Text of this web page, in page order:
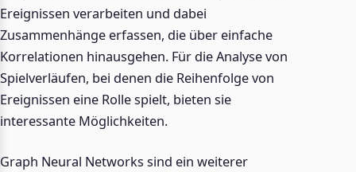
Ereignissen verarbeiten und dabei
Zusammenhänge erfassen, die über einfache
Korrelationen hinausgehen. Für die Analyse von
Spielverläufen, bei denen die Reihenfolge von
Ereignissen eine Rolle spielt, bieten sie
interessante Möglichkeiten.
Graph Neural Networks sind ein weiterer